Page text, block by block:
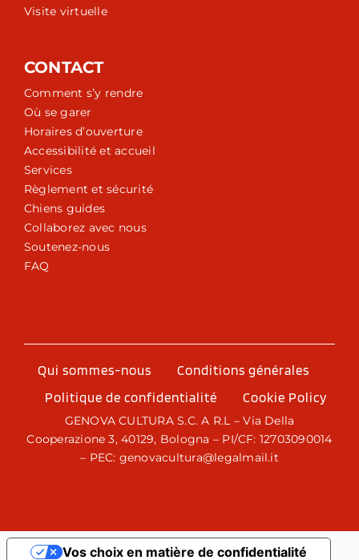
Visite virtuelle
CONTACT
Comment s’y rendre
Où se garer
Horaires d’ouverture
Accessibilité et accueil
Services
Règlement et sécurité
Chiens guides
Collaborez avec nous
Soutenez-nous
FAQ
Qui sommes-nous
Conditions générales
Politique de confidentialité
Cookie Policy
GENOVA CULTURA S.C. A R.L – Via Della
Cooperazione 3, 40129, Bologna – PI/CF: 12703090014
– PEC: genovacultura@legalmail.it
Vos choix en matière de confidentialité